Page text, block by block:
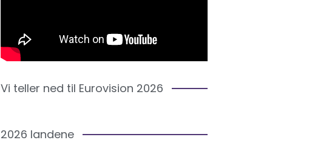
Vi teller ned til Eurovision 2026
2026 landene